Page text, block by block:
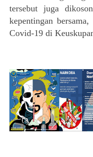
tersebut juga
kepentingan
Covid-19 di